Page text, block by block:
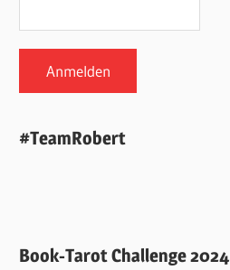
#TeamRobert
Book-Tarot Challenge 2024